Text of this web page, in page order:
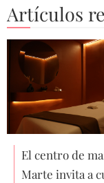
Artículos
El centro de
Marte invita a